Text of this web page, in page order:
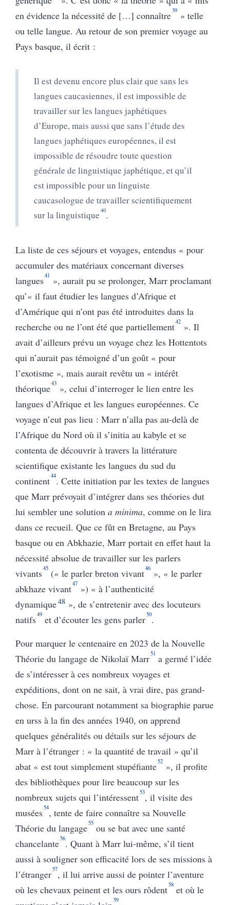
en évidence la nécessité de […] connaître39 » telle
ou telle langue. Au retour de son premier voyage au
Pays basque, il écrit :
Il est devenu encore plus clair que sans les
langues caucasiennes, il est impossible de
travailler sur les langues japhétiques
d’Europe, mais aussi que sans l’étude des
langues japhétiques européennes, il est
impossible de résoudre toute question
générale de linguistique japhétique, et qu’il
est impossible pour un linguiste
caucasologue de travailler scientifiquement
sur la linguistique 40.
La liste de ces séjours et voyages, entendus « pour
accumuler des matériaux concernant diverses
langues41 », aurait pu se prolonger, Marr proclamant
qu’« il faut étudier les langues d’Afrique et
d’Amérique qui n’ont pas été introduites dans la
recherche ou ne l’ont été que partiellement42 ». Il
avait d’ailleurs prévu un voyage chez les Hottentots
qui n’aurait pas témoigné d’un goût « pour
l’exotisme », mais aurait revêtu un « intérêt
théorique43 », celui d’interroger le lien entre les
langues d’Afrique et les langues européennes. Ce
voyage n’eut pas lieu : Marr n’alla pas au-delà de
l’Afrique du Nord où il s’initia au kabyle et se
contenta de découvrir à travers la littérature
scientifique existante les langues du sud du
continent44. Cette initiation par les textes de langues
que Marr prévoyait d’intégrer dans ses théories dut
lui sembler une solution a minima, comme on le lira
dans ce recueil. Que ce fût en Bretagne, au Pays
basque ou en Abkhazie, Marr portait en effet haut la
nécessité absolue de travailler sur les parlers
vivants45 (« le parler breton vivant46 », « le parler
abkhaze vivant47 ») «à l’authenticité
dynamique48», de s’entretenir avec des locuteurs
natifs49 et d’écouter les gens parler50.
Pour marquer le centenaire en 2023 de la Nouvelle
Théorie du langage de Nikolaï Marr51 a germé l’idée
de s’intéresser à ces nombreux voyages et
expéditions, dont on ne sait, à vrai dire, pas grand-
chose. En parcourant notamment sa biographie parue
en urss à la fin des années 1940, on apprend
quelques généralités ou détails sur les séjours de
Marr à l’étranger : « la quantité de travail » qu’il
abat « est tout simplement stupéfiante52 », il profite
des bibliothèques pour lire beaucoup sur les
nombreux sujets qui l’intéressent53, il visite des
musées54, tente de faire connaître sa Nouvelle
Théorie du langage55 ou se bat avec une santé
chancelante56. Quant à Marr lui-même, s’il tient
aussi à souligner son efficacité lors de ses missions à
l’étranger57, il lui arrive aussi de pointer l’aventure
où les chevaux peinent et les ours rôdent58 et où le
59